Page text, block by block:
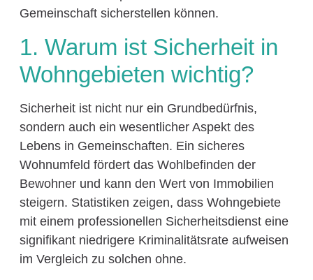
Gemeinschaft sicherstellen können.
1. Warum ist Sicherheit in
Wohngebieten wichtig?
Sicherheit ist nicht nur ein Grundbedürfnis,
sondern auch ein wesentlicher Aspekt des
Lebens in Gemeinschaften. Ein sicheres
Wohnumfeld fördert das Wohlbefinden der
Bewohner und kann den Wert von Immobilien
steigern. Statistiken zeigen, dass Wohngebiete
mit einem professionellen Sicherheitsdienst eine
signifikant niedrigere Kriminalitätsrate aufweisen
im Vergleich zu solchen ohne.